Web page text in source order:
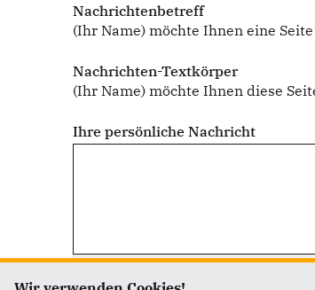
Nachrichtenbetreff
(Ihr Name) möchte Ihnen eine
Nachrichten-Textkörper
(Ihr Name) möchte Ihnen diese
Ihre persönliche Nachricht